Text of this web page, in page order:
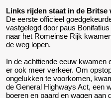
Links rijden staat in de Britse
De eerste officieel
vastgelegd door paus
naar het Romeinse Rijk
de weg lopen.
In de achttiende eeuw kwamen
er ook meer verkeer. Om
ongelukken te voorkomen,
de General Highways Act, een
boeren en paard en wagen aan